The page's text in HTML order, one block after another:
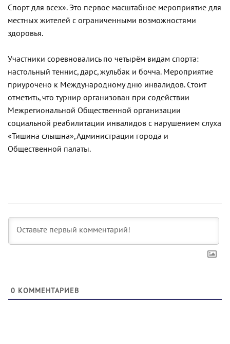
Спорт для всех». Это первое масштабное мероприятие для
местных жителей с ограниченными возможностями
здоровья.
Участники соревновались по четырём видам спорта:
настольный теннис, дарс, жульбак и бочча. Мероприятие
приурочено к Международному дню инвалидов. Стоит
отметить, что турнир организован при содействии
Межрегиональной Общественной организации
социальной реабилитации инвалидов с нарушением слуха
«Тишина слышна», Администрации города и
Общественной палаты.
0 КОММЕНТАРИЕВ